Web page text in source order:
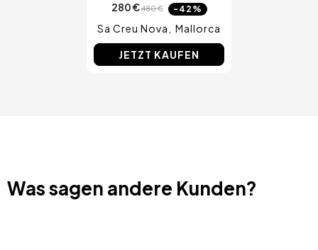
280 €480 € -42%
Sa Creu Nova Mallorca
JETZT KAUFEN
Was sagen andere Kunden?